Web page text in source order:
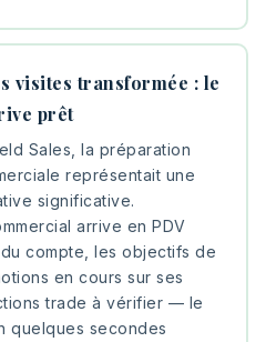
visites transformée : le
prêt
Sales, la préparation
représentait une
significative.
arrive en PDV
compte, les objectifs de
en cours sur ses
trade à vérifier — le
quelques secondes